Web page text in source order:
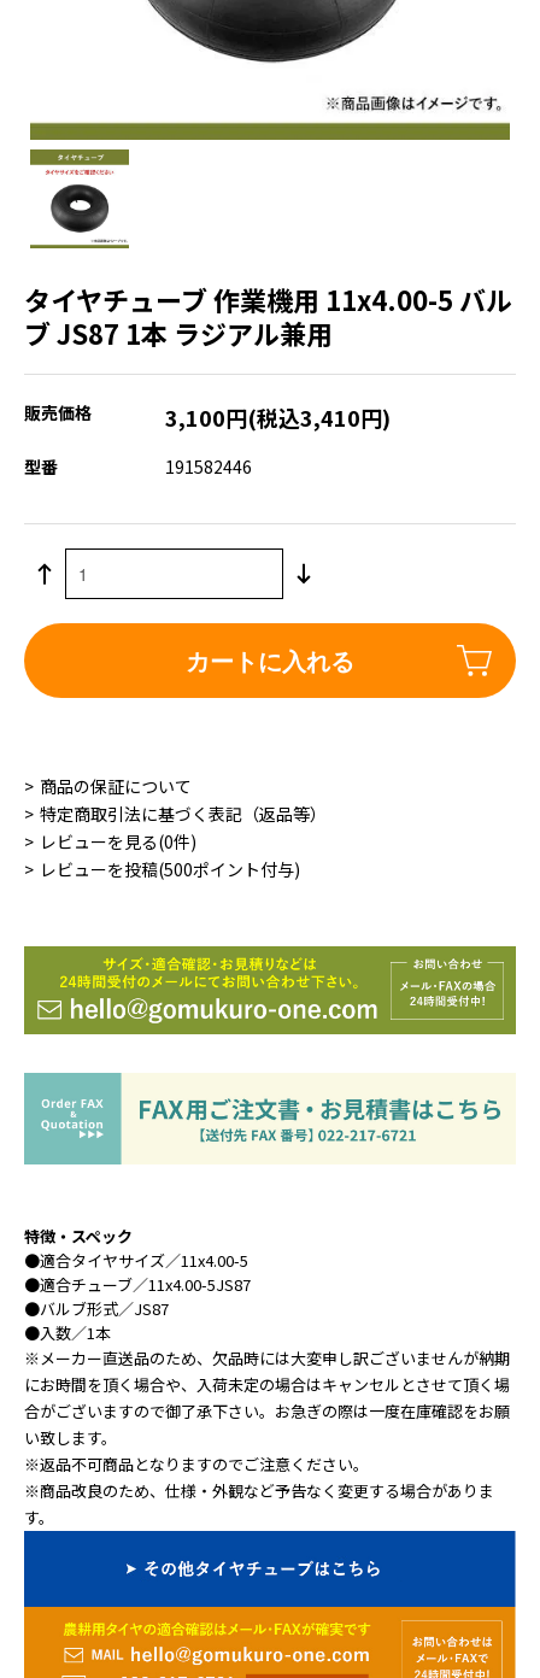
タイヤチューブ 作業機用 11x4.00-5 バル
ブ JS87 1本 ラジアル兼用
販売価格 3,100円(税込3,410円)
型番 191582446
カートに入れる
商品の保証について
特定商取引法に基づく表記（返品等）
レビューを見る(0件)
レビューを投稿(500ポイント付与)
特徴・スペック
●適合タイヤサイズ／11x4.00-5
●適合チューブ／11x4.00-5JS87
●バルブ形式／JS87
●入数／1本
※メーカー直送品のため、欠品時には大変申し訳ございませんが納期
にお時間を頂く場合や、入荷未定の場合はキャンセルとさせて頂く場
合がございますので御了承下さい。お急ぎの際は一度在庫確認をお願
い致します。
※返品不可商品となりますのでご注意ください。
※商品改良のため、仕様・外観など予告なく変更する場合がありま
す。